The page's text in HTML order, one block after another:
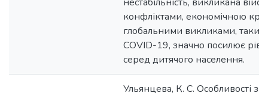
конфліктами, економічною
глобальними викликами,
COVID-19, значно посилює
серед дитячого населення.
Ульянцева, К. С. Особливості